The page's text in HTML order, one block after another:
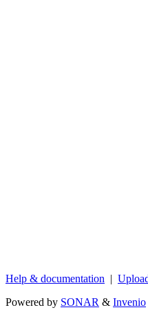
Help & documentation |
Powered by SONAR & Invenio